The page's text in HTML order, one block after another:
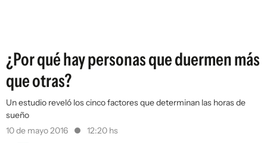
¿Por qué hay personas que duermen más
que otras?
Un estudio reveló los cinco factores que determinan las horas de
sueño
10 de mayo 2016
12:20 hs